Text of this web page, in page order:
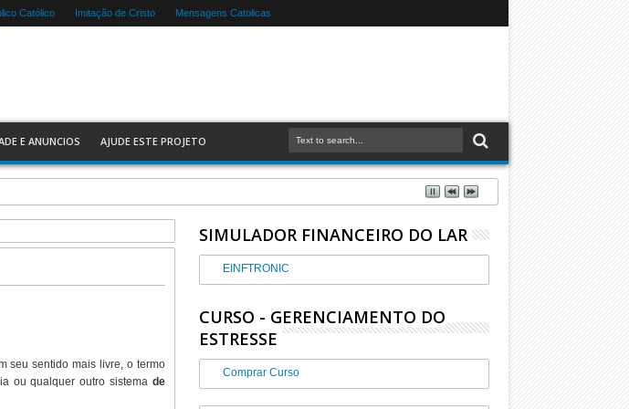
Católico Imitação de Cristo Mensagens Catolicas
E ANUNCIOS AJUDE ESTE PROJETO
seu sentido mais livre, o termo
ou qualquer outro sistema de
SIMULADOR FINANCEIRO DO LAR
EINFTRONIC
CURSO - GERENCIAMENTO DO
ESTRESSE
Comprar Curso